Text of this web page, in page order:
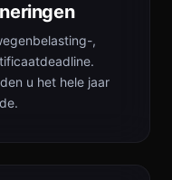
,
u het hele jaar